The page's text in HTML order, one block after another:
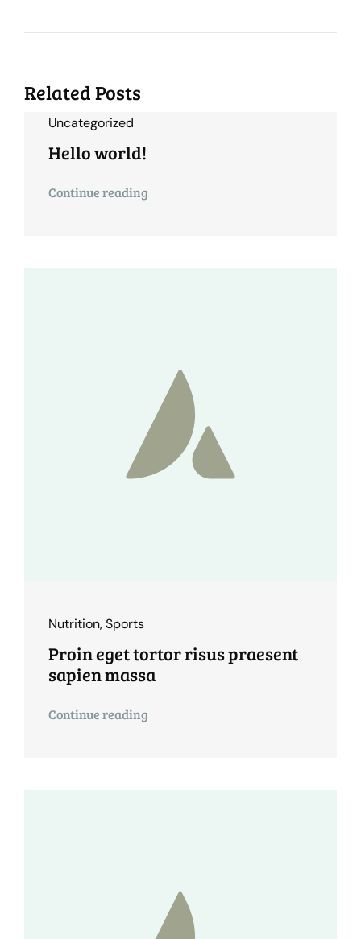
Related Posts
Uncategorized
Hello world!
Continue reading
Nutrition,Sports
Proin eget tortor risus praesent
sapien massa
Continue reading